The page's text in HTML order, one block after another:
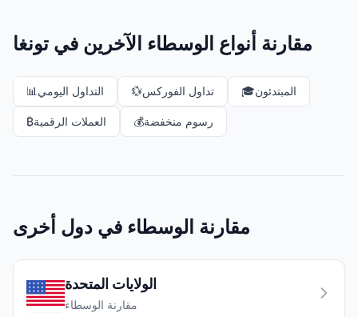
مقارنة أنواع الوسطاء الآخرين في تونغا
📊 التداول اليومي 💱تداول الفوركس 🎓المبتدئون
₿العملات الرقمية 💰رسوم منخفضة
مقارنة الوسطاء في دول أخرى
الولايات المتحدة
مقارنة الوسطاء